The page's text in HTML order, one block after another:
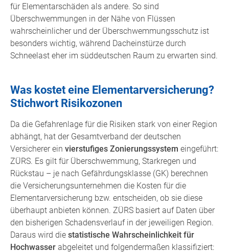
für Elementarschäden als andere. So sind
Überschwemmungen in der Nähe von Flüssen
wahrscheinlicher und der Überschwemmungsschutz ist
besonders wichtig, während Dacheinstürze durch
Schneelast eher im süddeutschen Raum zu erwarten sind.
Was kostet eine Elementarversicherung?
Stichwort Risikozonen
Da die Gefahrenlage für die Risiken stark von einer Region
abhängt, hat der Gesamtverband der deutschen
Versicherer ein vierstufiges Zonierungssystem eingeführt:
ZÜRS. Es gilt für Überschwemmung, Starkregen und
Rückstau – je nach Gefährdungsklasse (GK) berechnen
die Versicherungsunternehmen die Kosten für die
Elementarversicherung bzw. entscheiden, ob sie diese
überhaupt anbieten können. ZÜRS basiert auf Daten über
den bisherigen Schadensverlauf in der jeweiligen Region.
Daraus wird die statistische Wahrscheinlichkeit für
Hochwasser abgeleitet und folgendermaßen klassifiziert: